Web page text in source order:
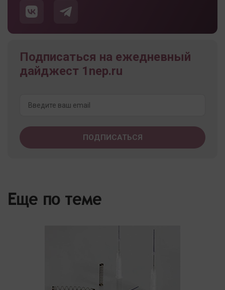
Подписаться на ежедневный
дайджест 1nep.ru
Еще по теме